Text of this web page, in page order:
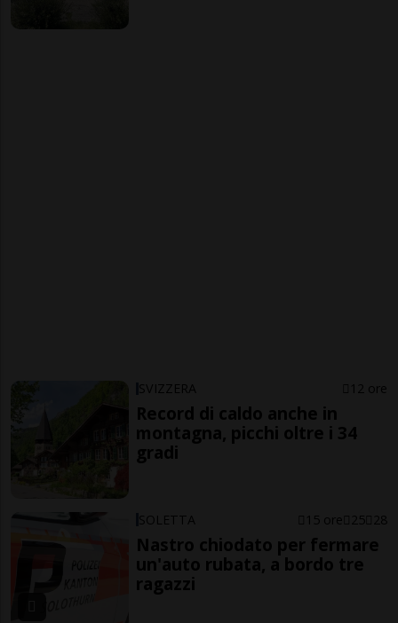
SVIZZERA 12 ore
Record di caldo anche in
montagna, picchi oltre i 34
gradi
SOLETTA 15 ore 25 28
Nastro chiodato per fermare
un'auto rubata, a bordo tre
ragazzi